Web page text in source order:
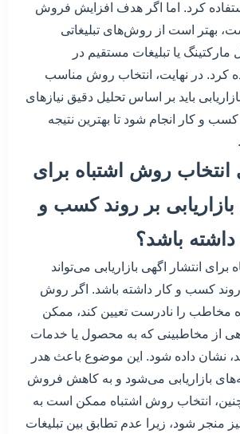
استفاده کرد. اما اگر هدف افزایش فروش
بهتر است از روش‌های تبلیغاتی
مارکتینگ یا تبلیغات مستقیم در
کرد. در نهایت، انتخاب روش مناسب
باید بر اساس تحلیل دقیق نیازهای
و کار انجام شود تا بهترین نتیجه
انتخاب روش اشتباه برای
بازاریابی بر روند کسب و
داشته باشد؟
برای انتشار اگهی بازاریابی می‌تواند
روند کسب و کار داشته باشد. اگر روش
مخاطب را نادرست تعیین کند، ممکن
از مخاطبینی که به محصول یا خدمات
نشان داده شود. این موضوع باعث هدر
بازاریابی می‌شود و به کاهش فروش
انتخاب روش اشتباه ممکن است به
منجر شود، زیرا عدم تطابق بین تبلیغات